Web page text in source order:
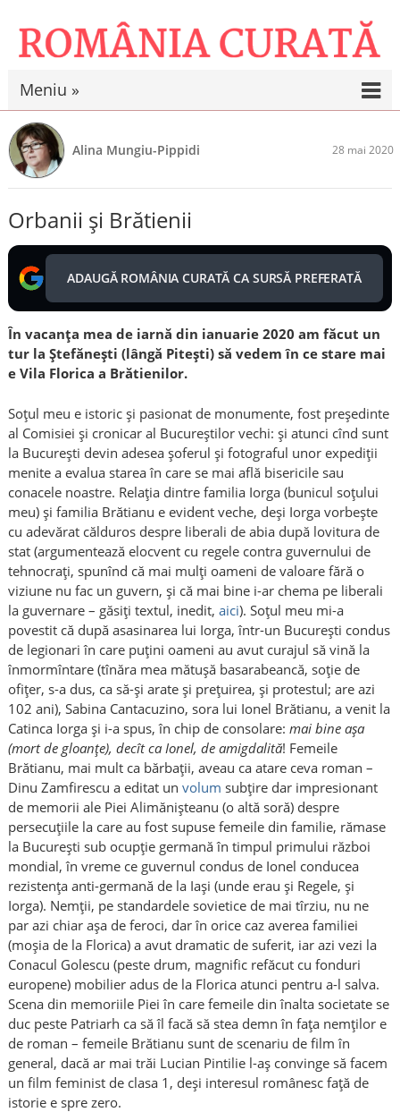
Meniu »
Alina Mungiu-Pippidi 28 mai 2020
Orbanii și Brătienii
ADAUGĂ ROMÂNIA CURATĂ CA SURSĂ PREFERATĂ
În vacanța mea de iarnă din ianuarie 2020 am făcut un
tur la Ștefănești (lângă Pitești) să vedem în ce stare mai
e Vila Florica a Brătienilor.
Soțul meu e istoric și pasionat de monumente, fost președinte
al Comisiei și cronicar al Bucureștilor vechi: și atunci cînd sunt
la București devin adesea șoferul și fotograful unor expediții
menite a evalua starea în care se mai află bisericile sau
conacele noastre. Relația dintre familia Iorga (bunicul soțului
meu) și familia Brătianu e evident veche, deși Iorga vorbește
cu adevărat călduros despre liberali de abia după lovitura de
stat (argumentează elocvent cu regele contra guvernului de
tehnocrați, spunînd că mai mulți oameni de valoare fără o
viziune nu fac un guvern, și că mai bine i-ar chema pe liberali
la guvernare – găsiți textul, inedit, aici). Soțul meu mi-a
povestit că după asasinarea lui Iorga, într-un București condus
de legionari în care puțini oameni au avut curajul să vină la
înmormîntare (tînăra mea mătușă basarabeancă, soție de
ofițer, s-a dus, ca să-și arate și prețuirea, și protestul; are azi
102 ani), Sabina Cantacuzino, sora lui Ionel Brătianu, a venit la
Catinca Iorga și i-a spus, în chip de consolare: mai bine așa
(mort de gloanțe), decît ca Ionel, de amigdalită! Femeile
Brătianu, mai mult ca bărbații, aveau ca atare ceva roman –
Dinu Zamfirescu a editat un volum subțire dar impresionant
de memorii ale Piei Alimănișteanu (o altă soră) despre
persecuțiile la care au fost supuse femeile din familie, rămase
la București sub ocupție germană în timpul primului război
mondial, în vreme ce guvernul condus de Ionel conducea
rezistența anti-germană de la Iași (unde erau și Regele, și
Iorga). Nemții, pe standardele sovietice de mai tîrziu, nu ne
par azi chiar așa de feroci, dar în orice caz averea familiei
(moșia de la Florica) a avut dramatic de suferit, iar azi vezi la
Conacul Golescu (peste drum, magnific refăcut cu fonduri
europene) mobilier adus de la Florica atunci pentru a-l salva.
Scena din memoriile Piei în care femeile din înalta societate se
duc peste Patriarh ca să îl facă să stea demn în fața nemților e
de roman – femeile Brătianu sunt de scenariu de film în
general, dacă ar mai trăi Lucian Pintilie l-aș convinge să facem
un film feminist de clasa 1, deși interesul românesc față de
istorie e spre zero.